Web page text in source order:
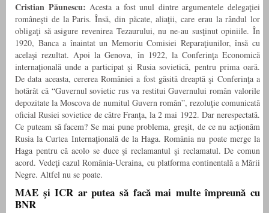
Cristian Păunescu: Acesta a fost unul dintre argumentele delegaţiei
româneşti de la Paris. Însă, din păcate, aliaţii, care erau la rândul lor
obligaţi să asigure revenirea Tezaurului, nu ne-au susţinut opiniile. În
1920, Banca a înaintat un Memoriu Comisiei Reparaţiunilor, însă cu
acelaşi rezultat. Apoi la Genova, în 1922, la Conferinţa Economică
internaţională unde a participat şi Rusia sovietică, pentru prima oară.
De data aceasta, cererea României a fost găsită dreaptă şi Conferinţa a
hotărât că “Guvernul sovietic rus va restitui Guvernului român valorile
depozitate la Moscova de numitul Guvern român”, rezoluţie comunicată
oficial Rusiei sovietice de către Franţa, la 2 mai 1922. Dar nerespectată.
Ce puteam să facem? Se mai pune problema, greşit, de ce nu acţionăm
Rusia la Curtea Internaţională de la Haga. România nu poate merge la
Haga pentru că acolo se duce şi reclamantul şi reclamatul. De comun
acord. Vedeţi cazul România-Ucraina, cu platforma continentală a Mării
Negre. Altfel nu se poate.
MAE şi ICR ar putea să facă mai multe împreună cu
BNR